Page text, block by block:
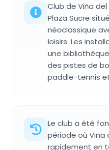
Club de Viña
Plaza Sucre
néoclassique
loisirs. Les
une
des pistes de
paddle-tennis
Le club a été
période où Viña
rapidement en